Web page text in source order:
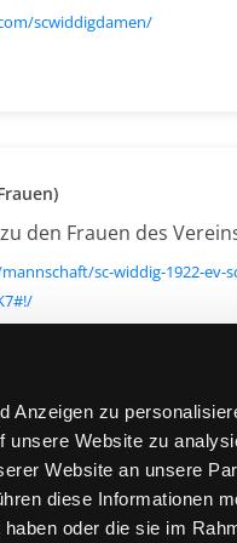
Anzeigen zu
unsere Website zu
Website an unsere
diese Informationen
oder die sie im
scwiddigdamen/
den Frauen des
sc-widdig-1922-
SC WIDDIG 1922 E.V. AUF